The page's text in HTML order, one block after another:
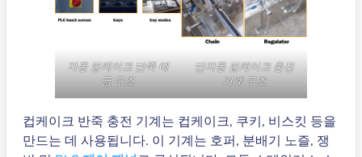
자동 컵케이크 반죽 예
금 구조
반자동 컵케이크 충전
기계 구조
컵케이크 반죽 충전 기계는 컵케이크, 쿠키, 비스킷 등을
만드는 데 사용됩니다. 이 기계는 호퍼, 분배기 노즐, 쟁